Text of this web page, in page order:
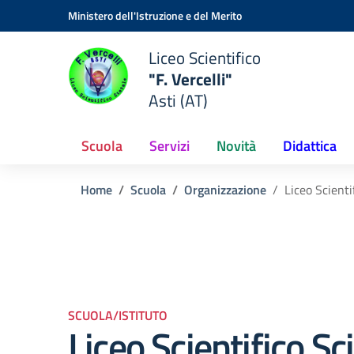
Vai ai contenuti
Vai al menu di navigazioneMinistero dell'Istruzione e del Merito
Liceo Scientifico
"F. Vercelli"
Asti (AT)
Scuola Servizi Novità Didattica
Home Scuola Organizzazione Liceo
SCUOLA/ISTITUTO